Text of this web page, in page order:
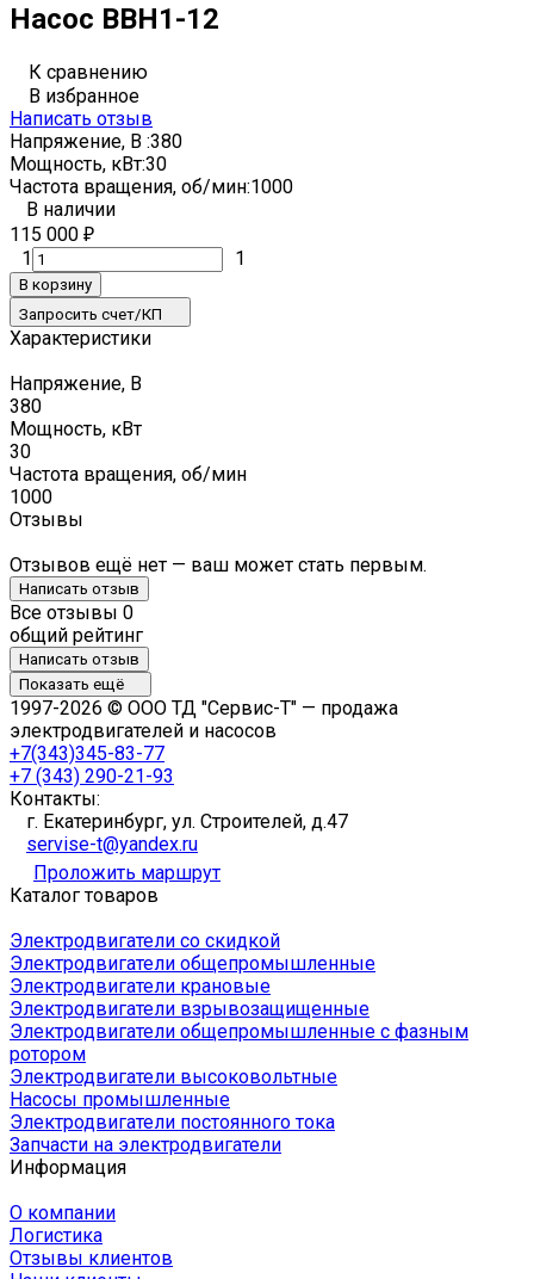
Насос ВВН1-12
К сравнению
В избранное
Написать отзыв
Напряжение, В :380
Мощность, кВт:30
Частота вращения, об/мин:1000
В наличии
115 000 ₽
1 1
В корзину
Запросить счет/КП
Характеристики
Напряжение, В
380
Мощность, кВт
30
Частота вращения, об/мин
1000
Отзывы
Отзывов ещё нет — ваш может стать первым.
Написать отзыв
Все отзывы 0
общий рейтинг
Написать отзыв
Показать ещё
1997-2026 © ООО ТД "Сервис-Т" — продажа
электродвигателей и насосов
+7(343)345-83-77
+7 (343) 290-21-93
Контакты:
г. Екатеринбург, ул. Строителей, д.47
servise-t@yandex.ru
Проложить маршрут
Каталог товаров
Электродвигатели со скидкой
Электродвигатели общепромышленные
Электродвигатели крановые
Электродвигатели взрывозащищенные
Электродвигатели общепромышленные с фазным
ротором
Электродвигатели высоковольтные
Насосы промышленные
Электродвигатели постоянного тока
Запчасти на электродвигатели
Информация
О компании
Логистика
Отзывы клиентов